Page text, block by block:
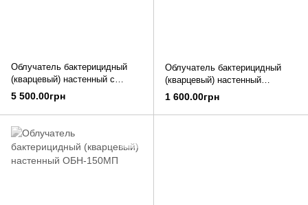
Облучатель бактерицидный
(кварцевый) настенный с
жалюзи ОБН-75НД
5 500.00грн
Облучатель бактерицидный
(кварцевый) настенный
ОБН-150М 15 Вт
1 600.00грн